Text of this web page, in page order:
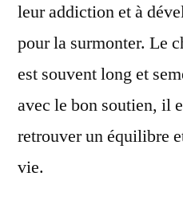
leur addiction et à
pour la surmonter. Le
est souvent long et
avec le bon soutien, il
retrouver un équilibre
vie.